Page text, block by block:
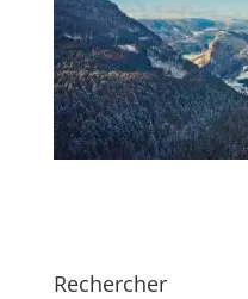
Rechercher